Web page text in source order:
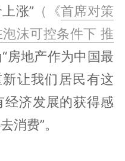
涨” （《首席对策
泡沫可控条件下 推
“房地产作为中国最
让我们居民有这
济发展的获得感
消费”。